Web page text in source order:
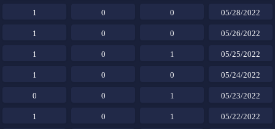
05/28/2022
0
0
1
05/26/2022
0
0
1
05/25/2022
1
0
1
05/24/2022
0
0
1
05/23/2022
1
0
0
05/22/2022
1
0
1